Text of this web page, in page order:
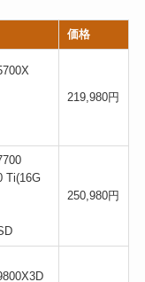
価格
219,980円
Ti(16G
250,980円